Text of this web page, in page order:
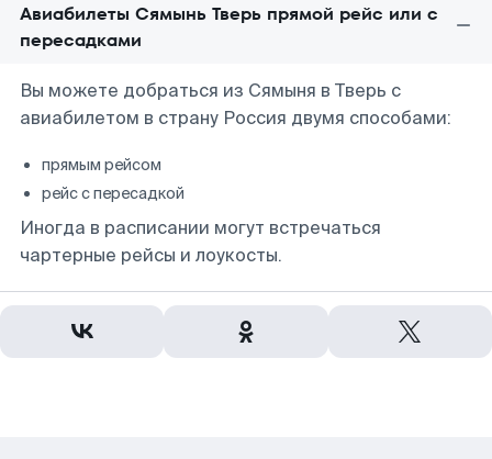
Авиабилеты Сямынь Тверь прямой рейс или с
пересадками
Вы можете добраться из Сямыня в Тверь с
авиабилетом в страну Россия двумя способами:
прямым рейсом
рейс с пересадкой
Иногда в расписании могут встречаться
чартерные рейсы и лоукосты.